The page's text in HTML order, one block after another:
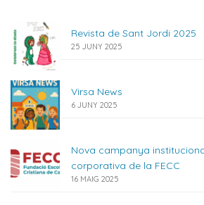
Revista de Sant Jordi 2025
25 JUNY 2025
Virsa News
6 JUNY 2025
Nova campanya
corporativa de la FECC
16 MAIG 2025